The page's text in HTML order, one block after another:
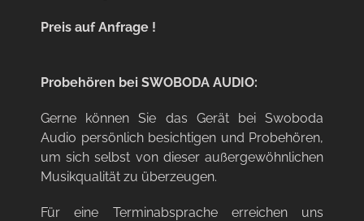
Preis auf Anfrage !
Probehören bei SWOBODA AUDIO:
Gerne können Sie das Gerät bei Swoboda
Audio persönlich besichtigen und Probehören,
um sich selbst von dieser außergewöhnlichen
Musikqualität zu überzeugen.
Für eine Terminabsprache erreichen uns